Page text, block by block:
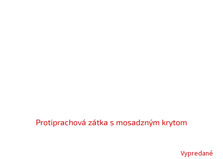
Protiprachová zátka s mosadzným krytom
Vypredané